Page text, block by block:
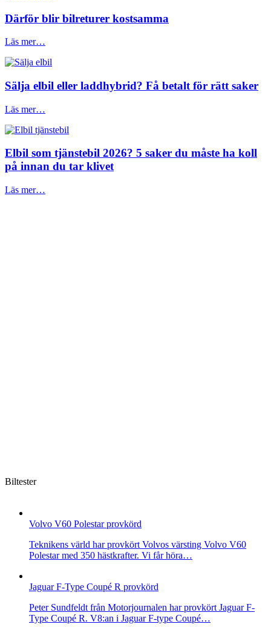
Därför blir bilreturer kostsamma
Läs mer…
Sälja elbil eller laddhybrid? Få betalt för rätt saker
Läs mer…
Elbil som tjänstebil 2026? 5 saker du måste ha koll
på innan du tar klivet
Läs mer…
Biltester
Volvo V60 Polestar provkörd
Teknikens värld har provkört Volvos värsting Volvo V60
Polestar med 350 hästkrafter. Vi får höra…
Jaguar F-Type Coupé R provkörd
Peter Sundfeldt från Motorjournalen har provkört Jaguar F-
Type Coupé R. V8:an i Jaguar F-type Coupé…